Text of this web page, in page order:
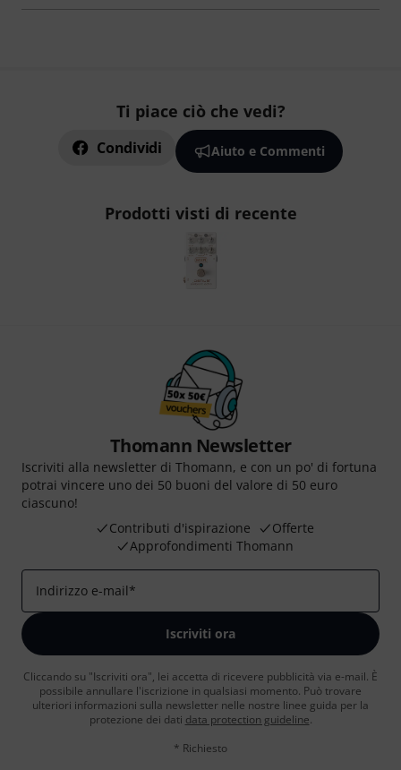
Ti piace ciò che vedi?
Condividi Aiuto e Commenti
Prodotti visti di recente
Thomann Newsletter
Iscriviti alla newsletter di Thomann, e con un po' di fortuna
potrai vincere uno dei 50 buoni del valore di 50 euro
ciascuno!
Contributi d'ispirazione
Offerte
Approfondimenti Thomann
Indirizzo e-mail*
Iscriviti ora
Cliccando su "Iscriviti ora", lei accetta di ricevere pubblicità via e-mail. È
possibile annullare l'iscrizione in qualsiasi momento. Può trovare
ulteriori informazioni sulla newsletter nelle nostre linee guida per la
protezione dei dati data protection guideline.
* Richiesto